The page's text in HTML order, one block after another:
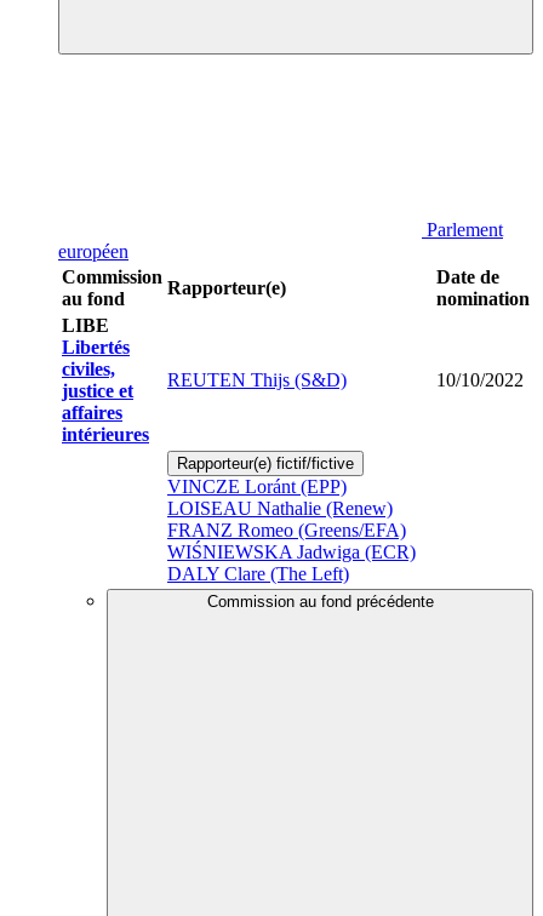
Parlement
européen
Commission
au fond
Rapporteur(e)
Date de
nomination
LIBE
Libertés
civiles,
justice et
affaires
intérieures
REUTEN Thijs (S&D) 10/10/2022
Rapporteur(e) fictif/fictive
VINCZE Loránt (EPP)
LOISEAU Nathalie (Renew)
FRANZ Romeo (Greens/EFA)
WIŚNIEWSKA Jadwiga (ECR)
DALY Clare (The Left)
Commission au fond précédente